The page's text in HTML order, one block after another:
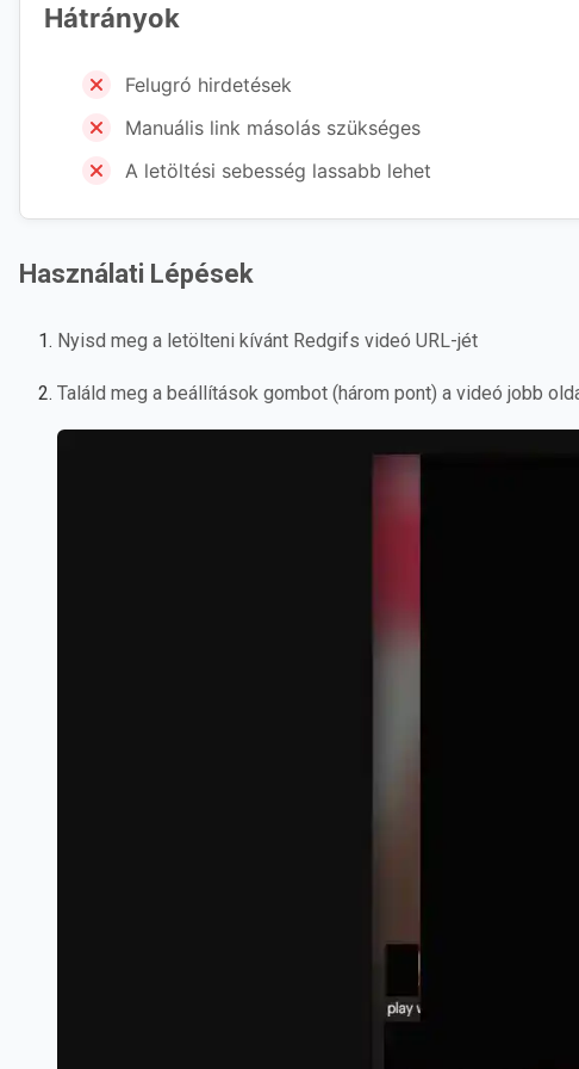
Hátrányok
Felugró hirdetések
Manuális link másolás szükséges
A letöltési sebesség lassabb lehet
Használati Lépések
Nyisd meg a letölteni kívánt Redgifs videó URL-jét
Találd meg a beállítások gombot (három pont) a videó jobb